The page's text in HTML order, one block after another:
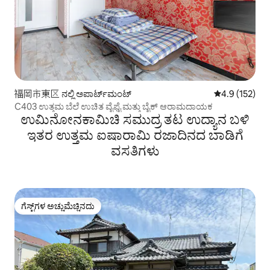
福岡市東区 ನಲ್ಲಿ ಅಪಾರ್ಟ್‌ಮಂಟ್ 5 ರಲ್ಲಿ 4.9
4.9 (152)
C403 ಉತ್ತಮ ಬೆಲೆ ಉಚಿತ ವೈಫೈ ಮತ್ತು ಬೈಕ್ ಆರಾಮದಾಯಕ
ಉಮಿನೋನಕಾಮಿಚಿ ಸಮುದ್ರ ತಟ ಉದ್ಯಾನ ಬಳಿ
ಇತರ ಉತ್ತಮ ಐಷಾರಾಮಿ ರಜಾದಿನದ ಬಾಡಿಗೆ
ವಸತಿಗಳು
ಗೆಸ್ಟ್‌ಗಳ ಅಚ್ಚುಮೆಚ್ಚಿನದು
ಗೆಸ್ಟ್‌ಗಳ ಅಚ್ಚುಮೆಚ್ಚಿನದು